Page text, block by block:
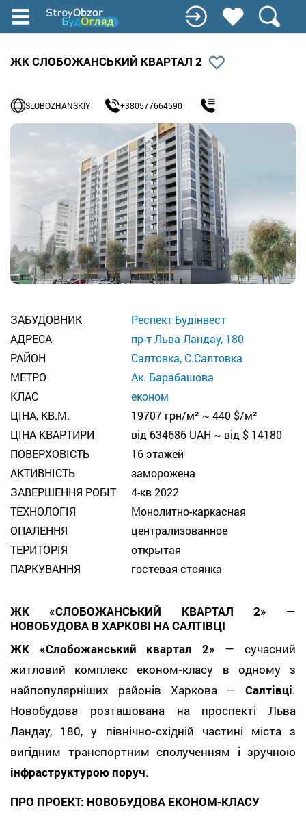
Перейти
до
вмісту
ЖК СЛОБОЖАНСЬКИЙ КВАРТАЛ 2
SLOBOZHANSKIY +380577664590
ЗАБУДОВНИК
Респект Будінвест
АДРЕСА
пр-т Льва Ландау, 180
РАЙОН
Салтовка, С.Салтовка
МЕТРО
Ак. Барабашова
КЛАС
економ
ЦІНА, КВ.М.
19707 грн/м² ~ 440 $/м²
ЦІНА КВАРТИРИ
від 634686 UAH ~ від $ 14180
ПОВЕРХОВІСТЬ
16 этажей
АКТИВНІСТЬ
заморожена
ЗАВЕРШЕННЯ РОБІТ
4-кв 2022
ТЕХНОЛОГІЯ
Монолитно-каркасная
ОПАЛЕННЯ
централизованное
TЕРИТОРІЯ
открытая
ПАРКУВАННЯ
гостевая стоянка
ЖК «СЛОБОЖАНСЬКИЙ КВАРТАЛ 2» —
НОВОБУДОВА В ХАРКОВІ НА САЛТІВЦІ
ЖК «Слобожанський квартал 2» — сучасний
житловий комплекс економ‑класу в одному з
найпопулярніших районів Харкова — Салтівці.
Новобудова розташована на проспекті Льва
Ландау, 180, у північно‑східній частині міста з
вигідним транспортним сполученням і зручною
інфраструктурою поруч.
ПРО ПРОЕКТ: НОВОБУДОВА ЕКОНОМ‑КЛАСУ